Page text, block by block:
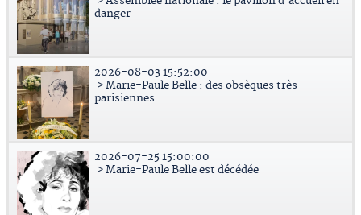
danger
2026-08-03 15:52:00
> Marie-Paule Belle : des obsèques très
parisiennes
2026-07-25 15:00:00
> Marie-Paule Belle est décédée